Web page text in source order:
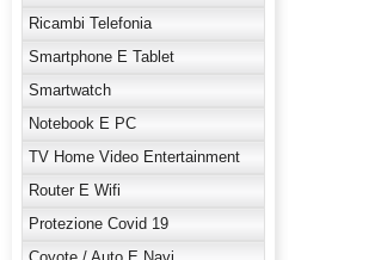
Ricambi Telefonia
Smartphone E Tablet
Smartwatch
Notebook E PC
TV Home Video Entertainment
Router E Wifi
Protezione Covid 19